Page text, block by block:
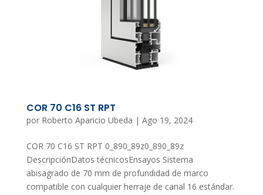
COR 70 C16 ST RPT
por Roberto Aparicio Ubeda | Ago 19, 2024
COR 70 C16 ST RPT 0_890_89z0_890_89z
DescripciónDatos técnicosEnsayos Sistema
abisagrado de 70 mm de profundidad de marco
compatible con cualquier herraje de canal 16 estándar.